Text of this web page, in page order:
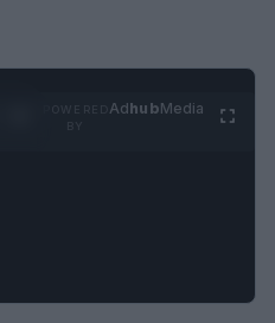
AdhubMedia